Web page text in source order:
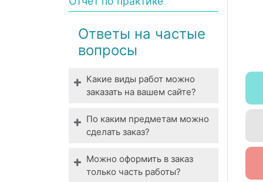
Ответы на частые
вопросы
Какие виды работ можно
заказать на вашем сайте?
Мы выполняем все виды
студенческих работ. У нас
выполнение даже
специфической работы.
По каким предметам можно
сделать заказ?
Технические,
гуманитарные,
Можно оформить в заказ
только часть работы?